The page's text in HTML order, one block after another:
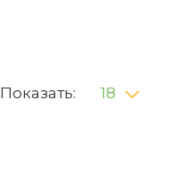
Показать: 18